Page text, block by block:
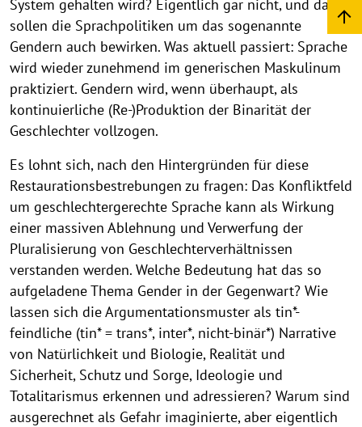
System gehalten wird? Eigentlich gar nicht, und das
sollen die Sprachpolitiken um das sogenannte
Gendern auch bewirken. Was aktuell passiert: Sprache
wird wieder zunehmend im generischen Maskulinum
praktiziert. Gendern wird, wenn überhaupt, als
kontinuierliche (Re-)Produktion der Binarität der
Geschlechter vollzogen.
Es lohnt sich, nach den Hintergründen für diese
Restaurationsbestrebungen zu fragen: Das Konfliktfeld
um geschlechtergerechte Sprache kann als Wirkung
einer massiven Ablehnung und Verwerfung der
Pluralisierung von Geschlechterverhältnissen
verstanden werden. Welche Bedeutung hat das so
aufgeladene Thema Gender in der Gegenwart? Wie
lassen sich die Argumentationsmuster als tin*-
feindliche (tin* = trans*, inter*, nicht-binär*) Narrative
von Natürlichkeit und Biologie, Realität und
Sicherheit, Schutz und Sorge, Ideologie und
Totalitarismus erkennen und adressieren? Warum sind
ausgerechnet als Gefahr imaginierte, aber eigentlich